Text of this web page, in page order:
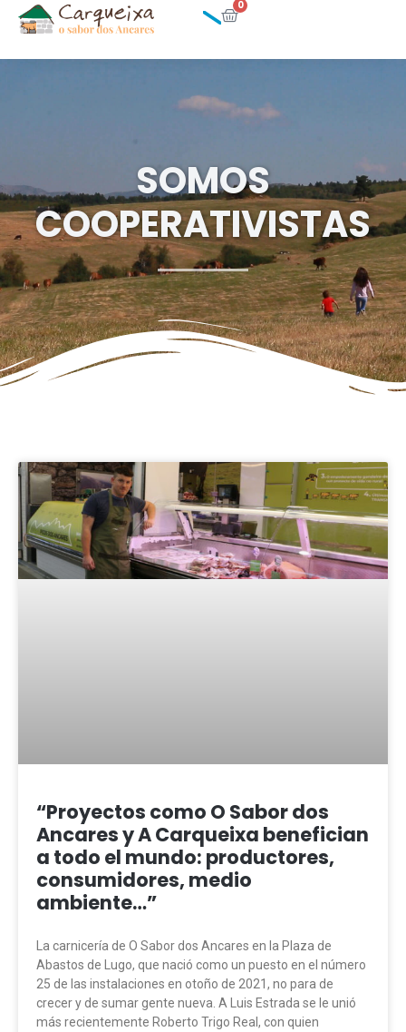
0
SOMOS
COOPERATIVISTAS
“Proyectos como O Sabor dos
Ancares y A Carqueixa benefician
a todo el mundo: productores,
consumidores, medio
ambiente…”
La carnicería de O Sabor dos Ancares en la Plaza de
Abastos de Lugo, que nació como un puesto en el número
25 de las instalaciones en otoño de 2021, no para de
crecer y de sumar gente nueva. A Luis Estrada se le unió
más recientemente Roberto Trigo Real, con quien